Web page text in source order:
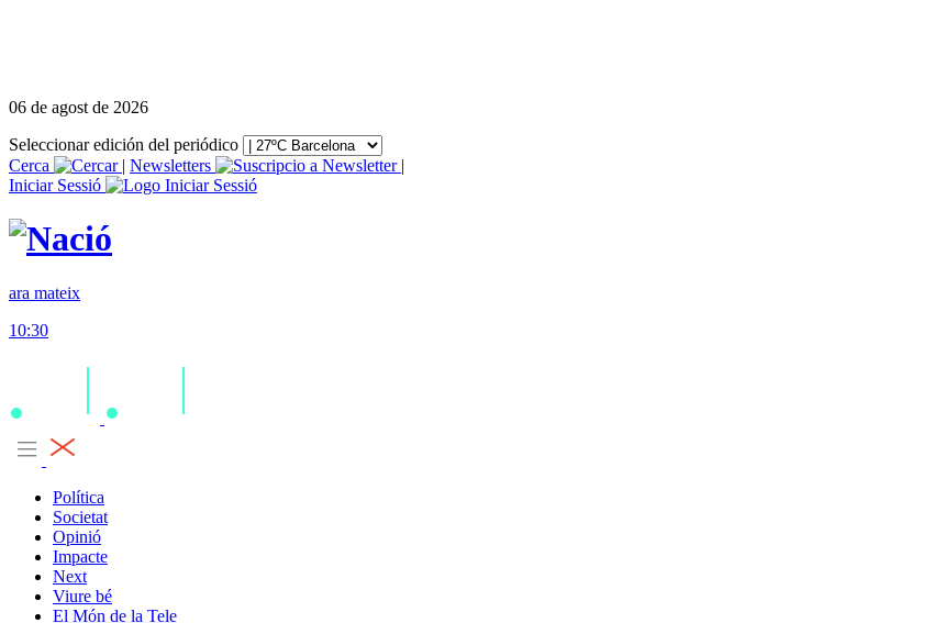
06 de agost de 2026
Seleccionar edición del periódico
Cerca
| Newsletters
|
Iniciar Sessió
ara mateix
10:30
Política
Societat
Opinió
Impacte
Next
Viure bé
El Món de la Tele